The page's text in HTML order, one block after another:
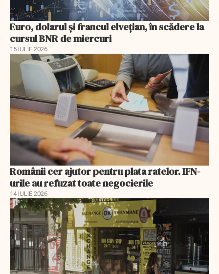
Euro, dolarul și francul elvețian, în scădere la
cursul BNR de miercuri
15 IULIE 2026
Românii cer ajutor pentru plata ratelor. IFN-
urile au refuzat toate negocierile
14 IULIE 2026